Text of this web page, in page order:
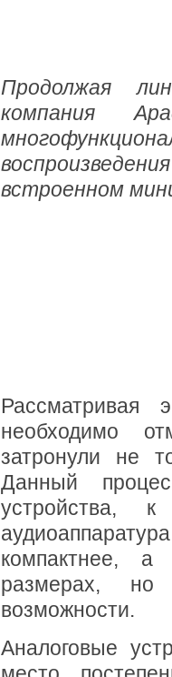
Продолжая
компания
встроенном
Рассматривая
необходимо
затронули не
Данный
устройства,
компактнее,
размерах,
возможности.
Аналоговые